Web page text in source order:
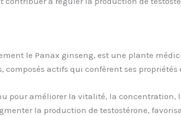
le Panax ginseng, est une plante
composés actifs qui confèrent ses
pour améliorer la vitalité, la
la production de testostérone,